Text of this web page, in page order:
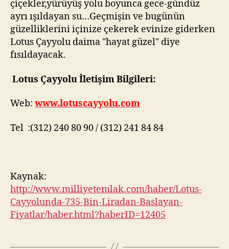
çiçekler,yürüyüş yolu boyunca gece-gündüz
ayrı ışıldayan su…Geçmişin ve bugünün
güzelliklerini içinize çekerek evinize giderken
Lotus Çayyolu daima "hayat güzel" diye
fısıldayacak.
Lotus Çayyolu İletişim Bilgileri:
Web: www.lotuscayyolu.com
Tel :(312) 240 80 90 / (312) 241 84 84
Kaynak:
http://www.milliyetemlak.com/haber/Lotus-
Cayyolunda-735-Bin-Liradan-Baslayan-
Fiyatlar/haber.html?haberID=12405